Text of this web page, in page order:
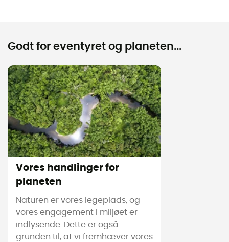
Godt for eventyret og planeten...
Vores handlinger for
planeten
Naturen er vores legeplads, og
vores engagement i miljøet er
indlysende. Dette er også
grunden til, at vi fremhæver vores